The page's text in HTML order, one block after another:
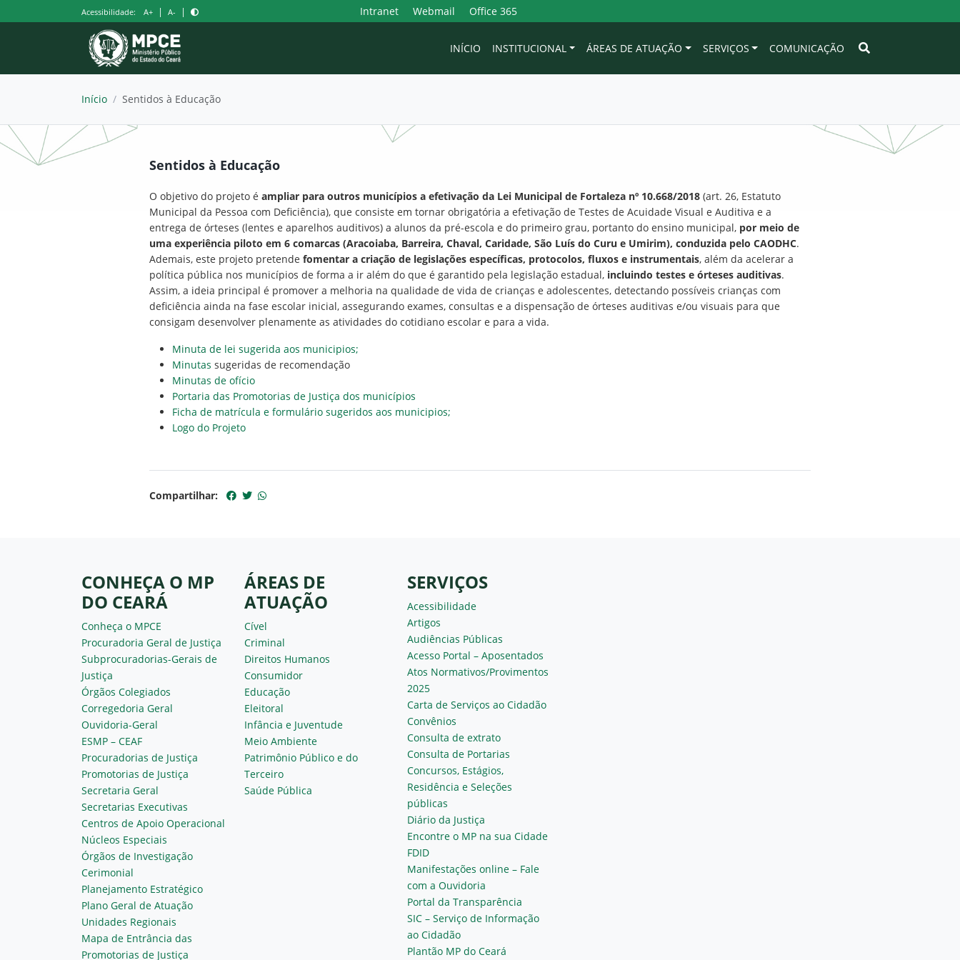
para
Acessibilidade: A+ | A- | Intranet Webmail Office 365
INÍCIO INSTITUCIONAL ÁREAS DE ATUAÇÃO SERVIÇOS COMUNICAÇÃO
Início / Sentidos à Educação
Sentidos à Educação
O objetivo do projeto é ampliar para outros municípios a efetivação da Lei Municipal de Fortaleza nº 10.668/2018 (art. 26, Estatuto
Municipal da Pessoa com Deficiência), que consiste em tornar obrigatória a efetivação de Testes de Acuidade Visual e Auditiva e a
entrega de órteses (lentes e aparelhos auditivos) a alunos da pré-escola e do primeiro grau, portanto do ensino municipal, por meio de
uma experiência piloto em 6 comarcas (Aracoiaba, Barreira, Chaval, Caridade, São Luís do Curu e Umirim), conduzida pelo CAODHC.
Ademais, este projeto pretende fomentar a criação de legislações específicas, protocolos, fluxos e instrumentais, além da acelerar a
política pública nos municípios de forma a ir além do que é garantido pela legislação estadual, incluindo testes e órteses auditivas.
Assim, a ideia principal é promover a melhoria na qualidade de vida de crianças e adolescentes, detectando possíveis crianças com
deficiência ainda na fase escolar inicial, assegurando exames, consultas e a dispensação de órteses auditivas e/ou visuais para que
consigam desenvolver plenamente as atividades do cotidiano escolar e para a vida.
Minuta de lei sugerida aos municipios;
Minutas sugeridas de recomendação
Minutas de ofício
Portaria das Promotorias de Justiça dos municípios
Ficha de matrícula e formulário sugeridos aos municipios;
Logo do Projeto
Compartilhar:
CONHEÇA O MP
DO CEARÁ
Conheça o MPCE
Procuradoria Geral de Justiça
Subprocuradorias-Gerais de
Justiça
Órgãos Colegiados
Corregedoria Geral
Ouvidoria-Geral
ESMP – CEAF
Procuradorias de Justiça
Promotorias de Justiça
Secretaria Geral
Secretarias Executivas
Centros de Apoio Operacional
Núcleos Especiais
Órgãos de Investigação
Cerimonial
Planejamento Estratégico
Plano Geral de Atuação
Unidades Regionais
Mapa de Entrância das
Promotorias de Justiça
ÁREAS DE
ATUAÇÃO
Cível
Criminal
Direitos Humanos
Consumidor
Educação
Eleitoral
Infância e Juventude
Meio Ambiente
Patrimônio Público e do
Terceiro
Saúde Pública
SERVIÇOS
Acessibilidade
Artigos
Audiências Públicas
Acesso Portal – Aposentados
Atos Normativos/Provimentos
2025
Carta de Serviços ao Cidadão
Convênios
Consulta de extrato
Consulta de Portarias
Concursos, Estágios,
Residência e Seleções
públicas
Diário da Justiça
Encontre o MP na sua Cidade
FDID
Manifestações online – Fale
com a Ouvidoria
Portal da Transparência
SIC – Serviço de Informação
ao Cidadão
Plantão MP do Ceará